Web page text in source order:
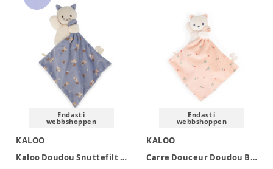
Endast i
webbshoppen
KALOO
Kaloo Doudou Snuttefilt - Cat Lilac
Endast i
webbshoppen
KALOO
Carre Douceur Doudou Bear Leaves Of Love 17cm